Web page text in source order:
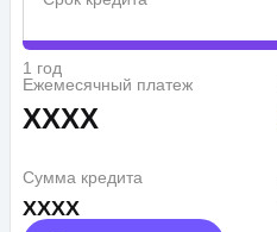
1 год
Ежемесячный платеж
XXXX
Сумма кредита
XXXX